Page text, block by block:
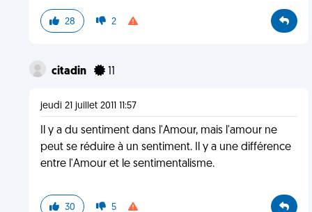
28 2
citadin 11
jeudi 21 juillet 2011 11:57
Il y a du sentiment dans l'Amour, mais l'amour ne
peut se réduire à un sentiment. Il y a une différence
entre l'Amour et le sentimentalisme.
30 5